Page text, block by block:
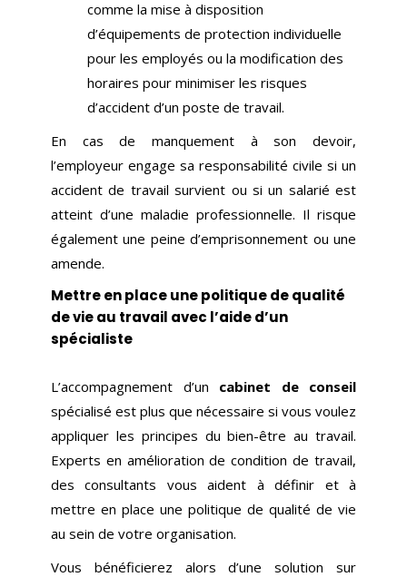
comme la mise à disposition
d’équipements de protection individuelle
pour les employés ou la modification des
horaires pour minimiser les risques
d’accident d’un poste de travail.
En cas de manquement à son devoir,
l’employeur engage sa responsabilité civile si un
accident de travail survient ou si un salarié est
atteint d’une maladie professionnelle. Il risque
également une peine d’emprisonnement ou une
amende.
Mettre en place une politique de qualité
de vie au travail avec l’aide d’un
spécialiste
L’accompagnement d’un cabinet de conseil
spécialisé est plus que nécessaire si vous voulez
appliquer les principes du bien-être au travail.
Experts en amélioration de condition de travail,
des consultants vous aident à définir et à
mettre en place une politique de qualité de vie
au sein de votre organisation.
Vous bénéficierez alors d’une solution sur